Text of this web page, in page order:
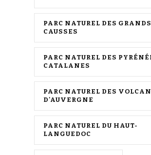
PARC NATUREL DES GRANDS
CAUSSES
PARC NATUREL DES
CATALANES
PARC NATUREL DES
D'AUVERGNE
PARC NATUREL DU HAUT-
LANGUEDOC